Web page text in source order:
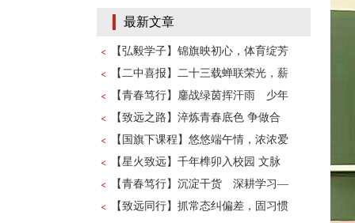
最新文章
【弘毅学子】锦旗映初心，体育绽芳
【二中喜报】二十三载蝉联荣光，薪
【青春笃行】鏖战绿茵挥汗雨 少年
【致远之路】淬炼青春底色 争做合
【国旗下课程】悠悠端午情，浓浓爱
【星火致远】千年榫卯入校园 文脉
【青春笃行】沉淀干货 深耕学习—
【致远同行】抓常态纠偏差，固习惯